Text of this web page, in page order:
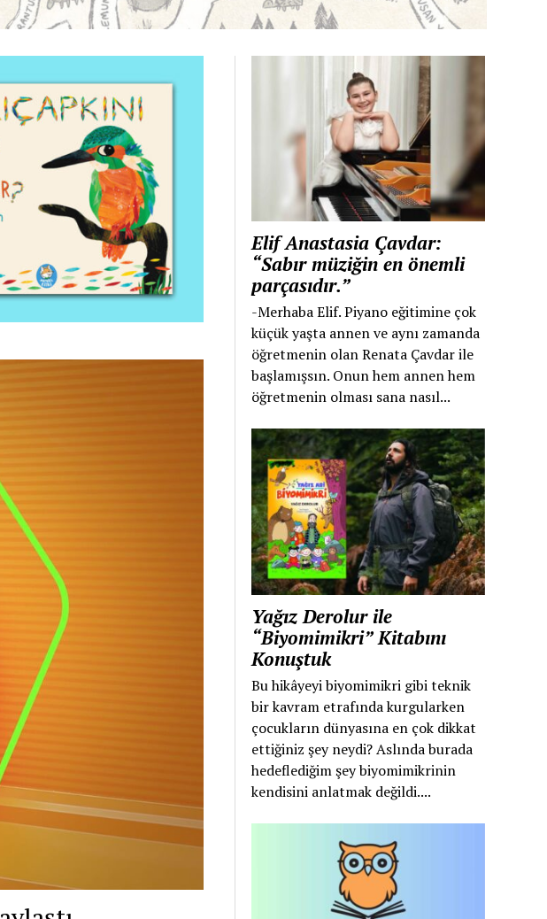
Elif Anastasia Çavdar:
“Sabır müziğin en önemli
parçasıdır.”
-Merhaba Elif. Piyano eğitimine çok
küçük yaşta annen ve aynı zamanda
öğretmenin olan Renata Çavdar ile
başlamışsın. Onun hem annen hem
öğretmenin olması sana nasıl...
Yağız Derolur ile
“Biyomimikri” Kitabını
Konuştuk
Bu hikâyeyi biyomimikri gibi teknik
bir kavram etrafında kurgularken
çocukların dünyasına en çok dikkat
ettiğiniz şey neydi? Aslında burada
hedeflediğim şey biyomimikrinin
kendisini anlatmak değildi....